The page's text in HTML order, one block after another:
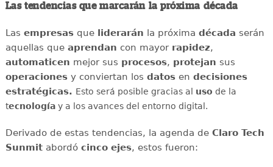
Las tendencias que marcarán la próxima década
Las empresasqueliderarán la próxima década serán
aquellas queaprendan con mayor rapidez,
automaticen mejor sus procesos, protejan sus
operacionesy conviertan los datosen decisiones
estratégicas. Esto será posible gracias al uso de la
tecnologíay a los avances del entorno digital.
Derivado de estas tendencias, la agenda de Claro Tech
Sunmitabordó cinco ejes, estos fueron: